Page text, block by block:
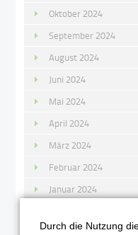
Oktober 2024
September 2024
August 2024
Juni 2024
Mai 2024
April 2024
März 2024
Februar 2024
Januar 2024
Durch die Nutzung